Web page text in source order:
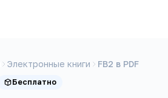
Электронные книги FB2 в PDF
Бесплатно